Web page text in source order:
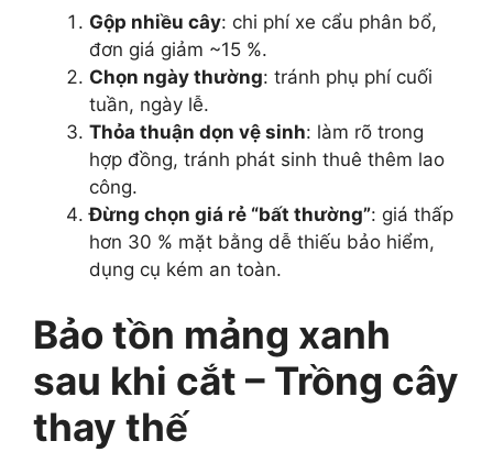
Gộp nhiều cây: chi phí xe cẩu phân bổ,
đơn giá giảm ~15 %.
Chọn ngày thường: tránh phụ phí cuối
tuần, ngày lễ.
Thỏa thuận dọn vệ sinh: làm rõ trong
hợp đồng, tránh phát sinh thuê thêm lao
công.
Đừng chọn giá rẻ “bất thường”: giá thấp
hơn 30 % mặt bằng dễ thiếu bảo hiểm,
dụng cụ kém an toàn.
Bảo tồn mảng xanh
sau khi cắt – Trồng cây
thay thế